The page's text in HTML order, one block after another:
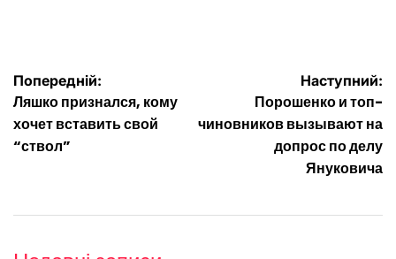
Навігація
записів
Попередній:
Ляшко признался, кому
хочет вставить свой
“ствол”
Наступний:
Порошенко и топ-
чиновников вызывают на
допрос по делу
Януковича